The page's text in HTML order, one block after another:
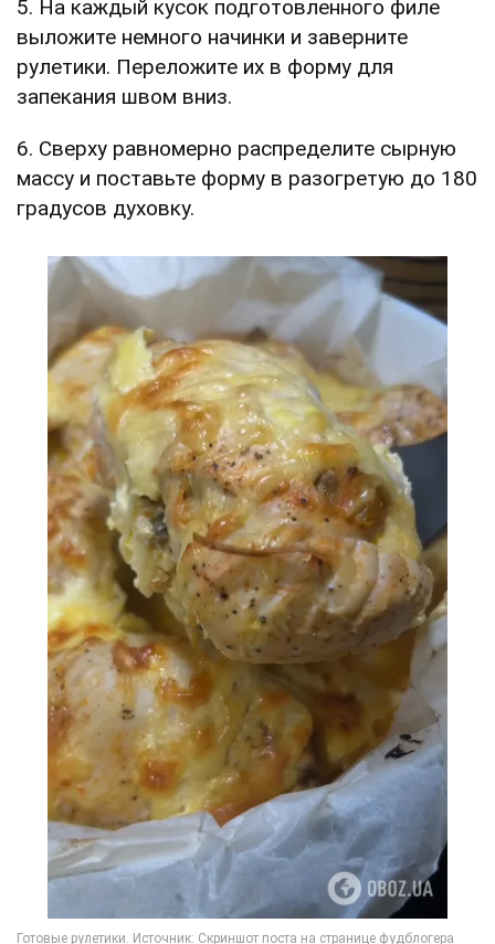
5. На каждый кусок подготовленного филе
выложите немного начинки и заверните
рулетики. Переложите их в форму для
запекания швом вниз.
6. Сверху равномерно распределите сырную
массу и поставьте форму в разогретую до 180
градусов духовку.